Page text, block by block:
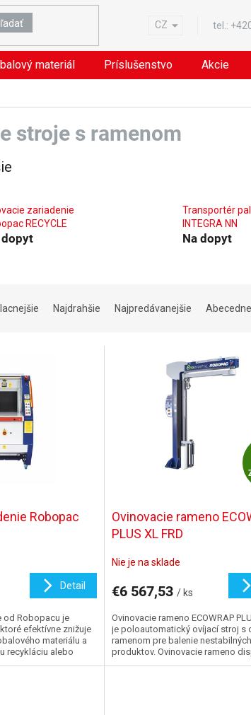
CZ tel.:
materiál Príslušenstvo Akcie
stroje s ramenom
zariadenie
RECYCLE
dopyt
Transportér
INTEGRA NN
Na dopyt
Najdrahšie Najpredávanejšie Abecedne
Robopac
Detail
od Robopacu je
efektívne znižuje
materiálu a
recykláciu alebo
Ovinovacie rameno
PLUS XL FRD
Nie je na sklade
€6 567,53 / ks
Ovinovacie rameno ECOWRAP
je poloautomatický ovíjací stroj s
ramenom pre balenie
produktov. Ovinovacie rameno
pokročilým...